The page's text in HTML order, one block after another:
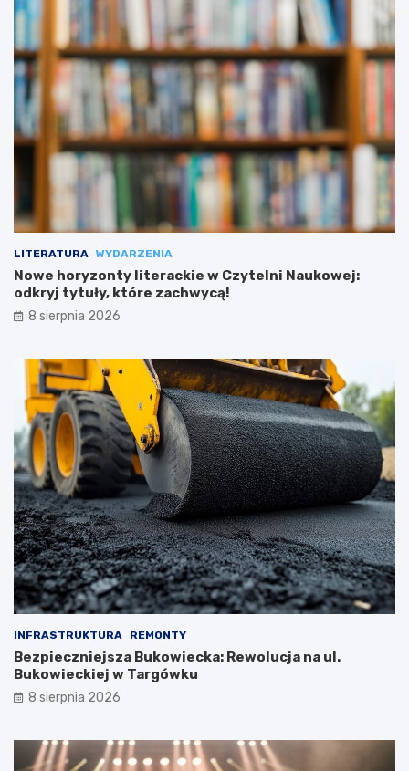
LITERATURA WYDARZENIA
Nowe horyzonty literackie w Czytelni Naukowej:
odkryj tytuły, które zachwycą!
8 sierpnia 2026
INFRASTRUKTURA REMONTY
Bezpieczniejsza Bukowiecka: Rewolucja na ul.
Bukowieckiej w Targówku
8 sierpnia 2026